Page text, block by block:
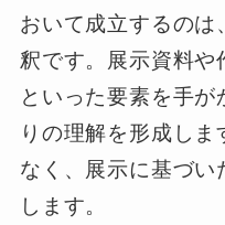
おいて成立するのは
釈です。展示資料や
といった要素を手
りの理解を形成し
なく、展示に基づい
します。